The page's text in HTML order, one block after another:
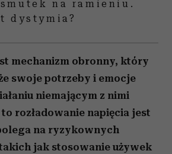
na ramieniu.
dystymia?
mechanizm obronny, który
swoje potrzeby i emocje
niemającym z nimi
rozładowanie napięcia jest
na ryzykownych
jak stosowanie używek